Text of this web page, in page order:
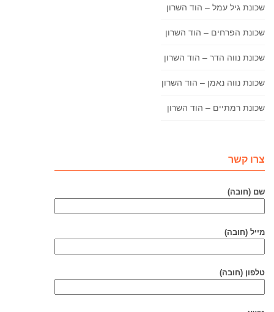
שכונת גיל עמל – הוד השרון
שכונת הפרחים – הוד השרון
שכונת נווה הדר – הוד השרון
שכונת נווה נאמן – הוד השרון
שכונת רמתיים – הוד השרון
צרו קשר
שם (חובה)
מייל (חובה)
טלפון (חובה)